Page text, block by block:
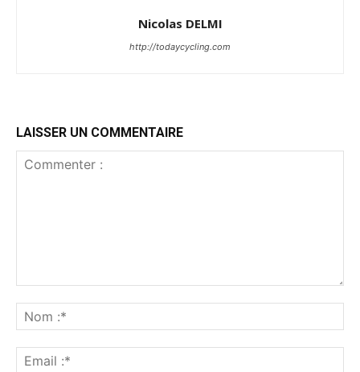
Nicolas DELMI
http://todaycycling.com
LAISSER UN COMMENTAIRE